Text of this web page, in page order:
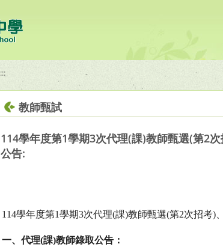
:::
教師甄試
114學年度第1學期3次代理(課)教師甄選(第2
公告:
114學年度第1學期3次代理(課)教師甄選(第2次招考)
一、代理(課)教師錄取公告：